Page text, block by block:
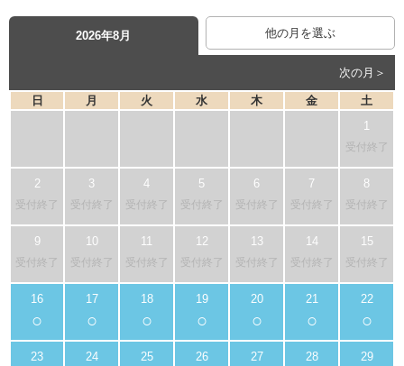
2026年8月 他の月を選ぶ
次の月＞
日 月 火 水 木 金 土
受付終了
受付終了 受付終了 受付終了 受付終了 受付終了 受付終了 受付終了
受付終了 受付終了 受付終了 受付終了 受付終了 受付終了 受付終了
○ ○ ○ ○ ○ ○ ○